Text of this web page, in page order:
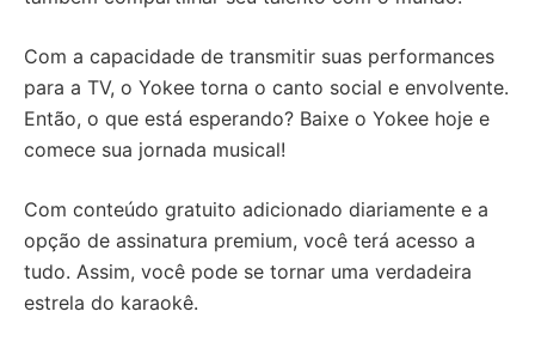
Com a capacidade de transmitir suas performances
para a TV, o Yokee torna o canto social e envolvente.
Então, o que está esperando? Baixe o Yokee hoje e
comece sua jornada musical!
Com conteúdo gratuito adicionado diariamente e a
opção de assinatura premium, você terá acesso a
tudo. Assim, você pode se tornar uma verdadeira
estrela do karaokê.